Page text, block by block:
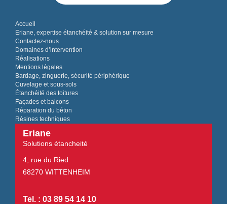
Accueil
Eriane, expertise étanchéité & solution sur mesure
Contactez-nous
Domaines d’intervention
Réalisations
Mentions légales
Bardage, zinguerie, sécurité périphérique
Cuvelage et sous-sols
Étanchéité des toitures
Façades et balcons
Réparation du béton
Résines techniques
Eriane
Solutions étancheité
4, rue du Ried
68270 WITTENHEIM
Tel. : 03 89 54 14 10